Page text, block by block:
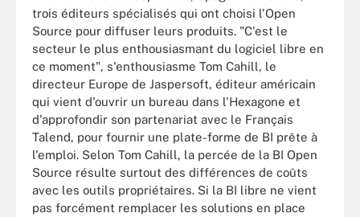
trois éditeurs spécialisés qui ont choisi l'Open
Source pour diffuser leurs produits. "C'est le
secteur le plus enthousiasmant du logiciel libre en
ce moment", s'enthousiasme Tom Cahill, le
directeur Europe de Jaspersoft, éditeur américain
qui vient d'ouvrir un bureau dans l'Hexagone et
d'approfondir son partenariat avec le Français
Talend, pour fournir une plate-forme de BI prête à
l'emploi. Selon Tom Cahill, la percée de la BI Open
Source résulte surtout des différences de coûts
avec les outils propriétaires. Si la BI libre ne vient
pas forcément remplacer les solutions en place